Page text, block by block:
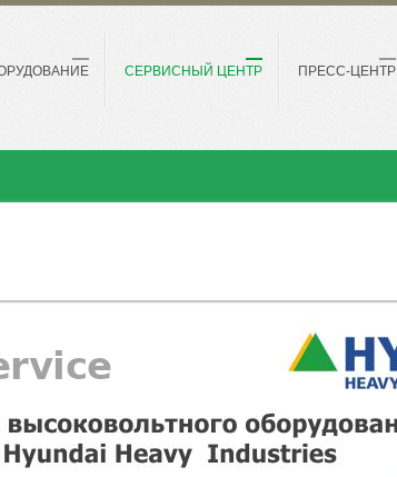
СЕРВИСНЫЙ ЦЕНТР ПРЕСС-ЦЕНТР